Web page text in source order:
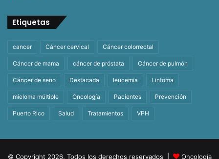
Etiquetas
cancer Cáncer cervical Cáncer colorrectal
Cáncer de mama cáncer de próstata Cáncer de pulmón
Cáncer de seno Destacada leucemia Linfoma
mieloma múltiple Oncología Pacientes Prevención
Puerto Rico Salud Tratamientos VPH
© Copyright 2026, Todos los derechos reservados | Oncología